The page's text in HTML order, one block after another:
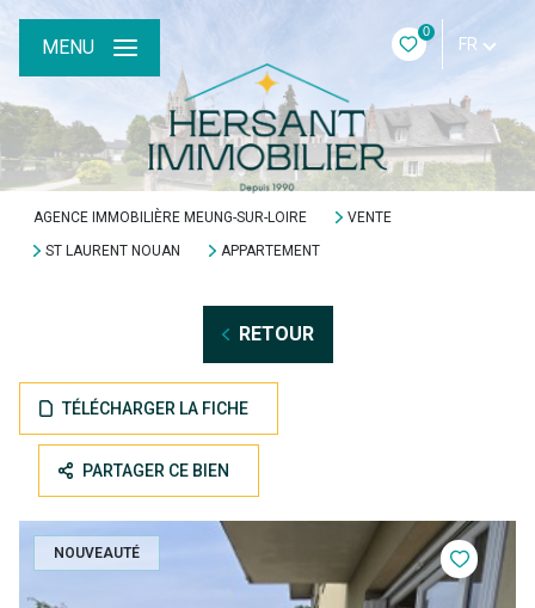
0
FR
MENU
AGENCE IMMOBILIÈRE MEUNG-SUR-LOIRE
VENTE
ST LAURENT NOUAN
APPARTEMENT
RETOUR
TÉLÉCHARGER LA FICHE
PARTAGER CE BIEN
NOUVEAUTÉ